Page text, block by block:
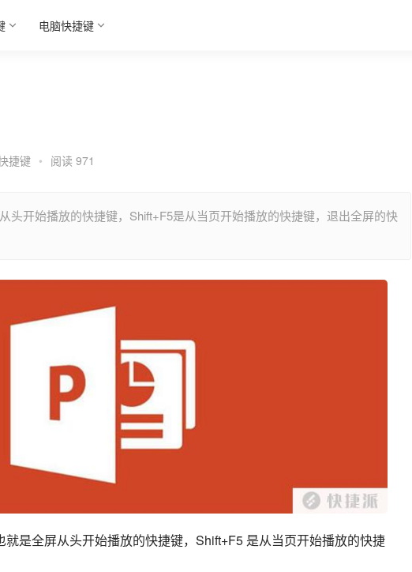
电脑快捷键
捷键 • 阅读 971
头开始播放的快捷键，Shift+F5是从当页开始播放的快捷键，退出全屏的快
是全屏从头开始播放的快捷键，Shift+F5 是从当页开始播放的快捷